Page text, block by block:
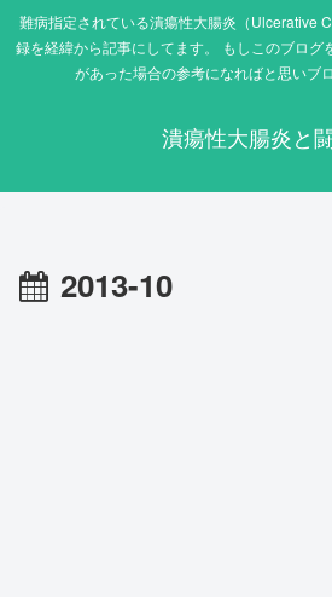
難病指定されている潰瘍性大腸炎（Ulcerative
録を経緯から記事にしてます。 もしこのブログ
があった場合の参考になればと思いブ
潰瘍性大腸炎と
2013-10